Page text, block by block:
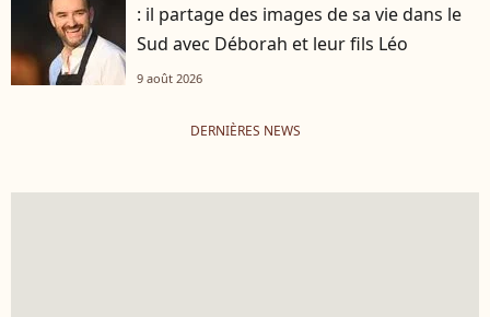
: il partage des images de sa vie dans le
Sud avec Déborah et leur fils Léo
9 août 2026
DERNIÈRES NEWS